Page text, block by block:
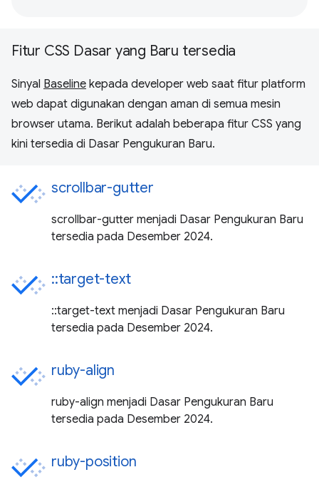
Fitur CSS Dasar yang Baru tersedia
Sinyal Baseline kepada developer web saat fitur platform
web dapat digunakan dengan aman di semua mesin
browser utama. Berikut adalah beberapa fitur CSS yang
kini tersedia di Dasar Pengukuran Baru.
scrollbar-gutter
scrollbar-gutter menjadi Dasar Pengukuran Baru
tersedia pada Desember 2024.
::target-text
::target-text menjadi Dasar Pengukuran Baru
tersedia pada Desember 2024.
ruby-align
ruby-align menjadi Dasar Pengukuran Baru
tersedia pada Desember 2024.
ruby-position